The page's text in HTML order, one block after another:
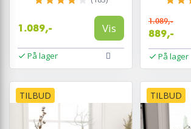
1.089,- Vis
På lager
1.089,-
889,-
På lager
TILBUD TILBUD